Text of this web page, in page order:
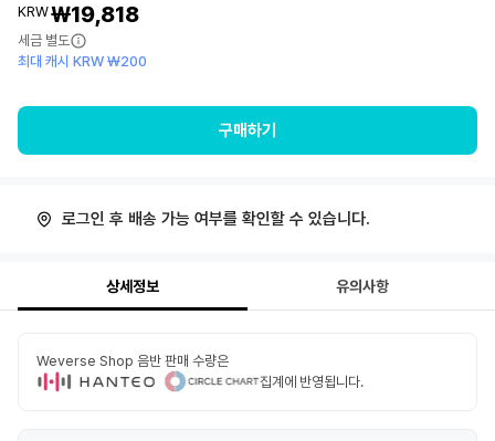
KRW₩19,818
세금 별도
최대 캐시 KRW ₩200
구매하기
로그인 후 배송 가능 여부를 확인할 수 있습니다.
상세정보 유의사항
Weverse Shop 음반 판매 수량은
집계에 반영됩니다.